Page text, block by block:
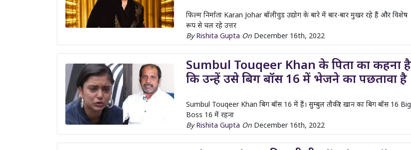
Sumbul Touqeer Khan के पिता का कहना है
कि उन्हें उसे बिग बॉस 16 में भेजने का पछतावा है
Sumbul Touqeer Khan बिग बॉस 16 में हैं। सुम्बुल तौकीर खान का बिग बॉस 16 Bigg
Boss 16 में रहना
Salman Khan की भतीजी Alizeh Agnihotri
की पहली फिल्म शुरू हो चुकी है